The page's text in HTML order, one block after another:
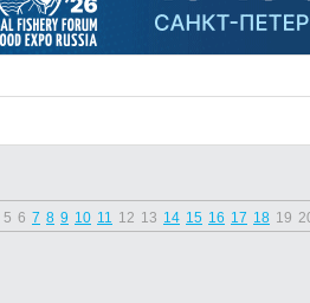
5 6 7 8 9 10 11 12 13 14 15 16 17 18 19